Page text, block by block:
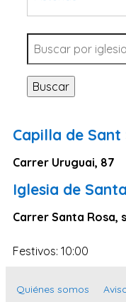
Tarragona
Navarra
Valladolid
Sevilla
Santa Cruz de
Cantabria
Islas Baleares
Las Palmas
Toledo
Buscar
Capilla de
Carrer Uruguai, 87
Iglesia de
Carrer Santa Rosa,
Festivos: 10:00
Quiénes somos